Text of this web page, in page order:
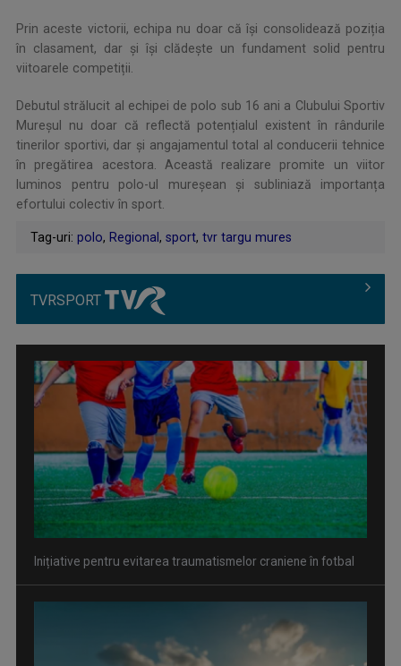
Prin aceste victorii, echipa nu doar că își consolidează poziția
în clasament, dar și își clădește un fundament solid pentru
viitoarele competiții.
Debutul strălucit al echipei de polo sub 16 ani a Clubului Sportiv
Mureşul nu doar că reflectă potențialul existent în rândurile
tinerilor sportivi, dar și angajamentul total al conducerii tehnice
în pregătirea acestora. Această realizare promite un viitor
luminos pentru polo-ul mureșean și subliniază importanța
efortului colectiv în sport.
Tag-uri: polo, Regional, sport, tvr targu mures
TVRSPORT
Inițiative pentru evitarea traumatismelor craniene în fotbal